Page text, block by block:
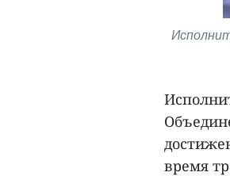
время